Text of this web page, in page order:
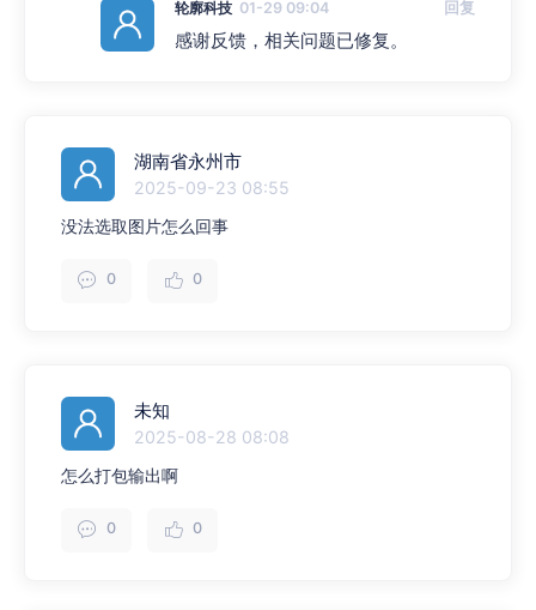
轮廓科技 01-29 09:04 回复
感谢反馈，相关问题已修复。
湖南省永州市
2025-09-23 08:55
没法选取图片怎么回事
0 0
未知
2025-08-28 08:08
怎么打包输出啊
0 0